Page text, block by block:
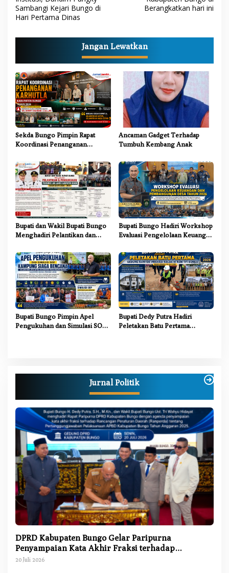
v
g
s
i
p
o
s
Sambangi Kejari Bungo di
Hari Pertama Dinas
Berangkatkan hari ini
Jangan Lewatkan
Sekda Bungo Pimpin Rapat
Koordinasi Penanganan
Sinergi Lintas Sektor
Ancaman Gadget Terhadap
Tumbuh Kembang Anak
Bupati dan Wakil Bupati Bungo
Menghadiri Pelantikan dan
Jambi Kabupaten Bungo
Bupati Bungo Hadiri Workshop
Evaluasi Pengelolaan Keuangan
2026
Bupati Bungo Pimpin Apel
Pengukuhan dan Simulasi SOP
Bupati Dedy Putra Hadiri
Peletakan Batu Pertama
Jurnal Politik
DPRD Kabupaten Bungo Gelar Paripurna
Penyampaian Kata Akhir Fraksi terhadap
Ranperda Pertanggungjawaban APBD 2025
20 Juli 2026